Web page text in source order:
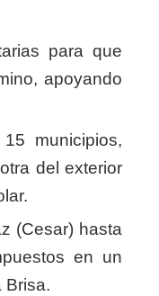
para que
apoyando
municipios,
del exterior
(Cesar) hasta
en un
Brisa.